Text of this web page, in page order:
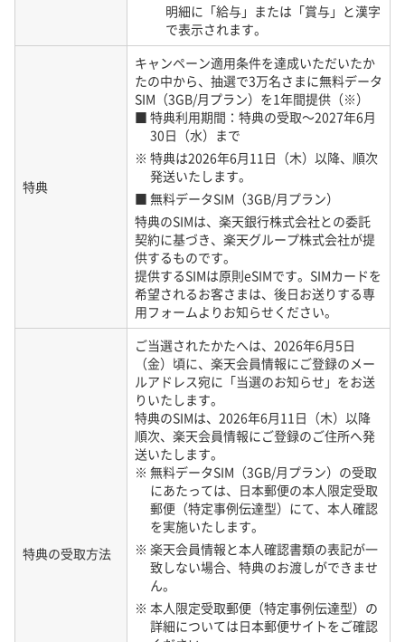
18歳以上の方のみご契約いただくことができます。
当社は、以下の行為を禁止しています。契約者の意図にかか
わらず、本サービスの利用時に以下の禁止行為に該当した場
合には、予告なく、本サービスの利用を停止する場合がござ
・ 当社又は第三者の不利益につながる行為、損害を与える行
為、又はそのおそれのある行為
・ 当社のサービス運営を妨害する行為、又は妨害するおそれ
・ 当社の設備、機器等を毀損する、又は損害を与えるおそれ
・ 通常想定される利用状態を超えて、大量の通信を発生させ
・ 事前に当社に承諾を得ることなく、第三者にSIMカード等
・ 本サービスを通じて、法令等に定める事前の同意等を得
ず、他人に広告、宣伝若しくは勧誘する行為
・ 他人になりすまして各種サービスを利用する行為
・ ウイルス等の有害なコンピュータプログラム等を送信・掲
載等拡散する行為
・ 当社の同意を得ず第三者に本サービスを売却・譲渡する行
・ 上記のほか、上記のいずれかに準ずる行為、及び法令、当
社規約、公序良俗に違反する行為
なお、ご利用端末設備が盗難・詐取された場合、有害なコン
ピュータプログラム等に感染した場合、SMSやメールによる
フィッシング詐欺にかかった場合、その他契約者以外が本サ
ービスを利用したことにより通信料その他の料金が発生した
明細に「給与」または「賞与」と漢字
で表示されます。
特典
キャンペーン適用条件を達成いただいたか
たの中から、抽選で3万名さまに無料データ
SIM（3GB/月プラン）を1年間提供（※）
■ 特典利用期間：特典の受取～2027年6月
30日（水）まで
※ 特典は2026年6月11日（木）以降、順次
発送いたします。
■ 無料データSIM（3GB/月プラン）
特典のSIMは、楽天銀行株式会社との委託
契約に基づき、楽天グループ株式会社が提
供するものです。
提供するSIMは原則eSIMです。SIMカードを
希望されるお客さまは、後日お送りする専
用フォームよりお知らせください。
特典の受取方法
ご当選されたかたへは、2026年6月5日
（金）頃に、楽天会員情報にご登録のメー
ルアドレス宛に「当選のお知らせ」をお送
りいたします。
特典のSIMは、2026年6月11日（木）以降
順次、楽天会員情報にご登録のご住所へ発
送いたします。
※ 無料データSIM（3GB/月プラン）の受取
にあたっては、日本郵便の本人限定受取
郵便（特定事例伝達型）にて、本人確認
を実施いたします。
※ 楽天会員情報と本人確認書類の表記が一
致しない場合、特典のお渡しができませ
ん。
※ 本人限定受取郵便（特定事例伝達型）の
詳細については日本郵便サイトをご確認